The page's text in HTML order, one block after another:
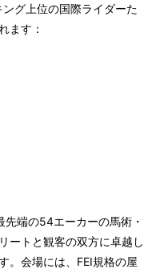
グ上位の国際ライダーた
ます：
先端の54エーカーの馬術・
ートと観客の双方に卓越し
。会場には、FEI規格の屋